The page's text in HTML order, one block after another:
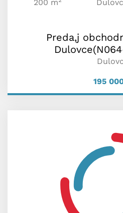
200 m
Preda,j
195